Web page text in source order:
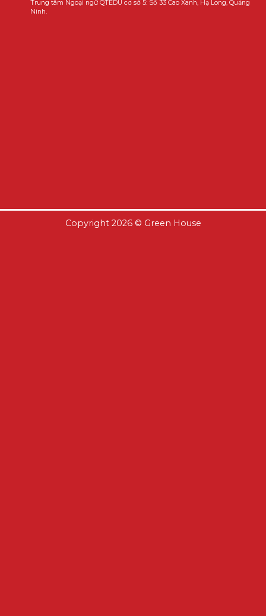
Trung tâm Ngoại ngữ QTEDU cơ sở 5: Số 33 Cao Xanh, Hạ Long, Quảng
Ninh.
Copyright 2026 © Green House